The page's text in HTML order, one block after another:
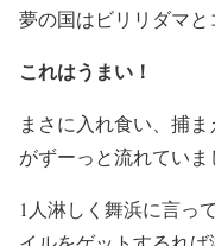
夢の国はビリリダマと
これはうまい！
まさに入れ食い、捕
がずーっと流れていま
1人淋しく舞浜に言っ